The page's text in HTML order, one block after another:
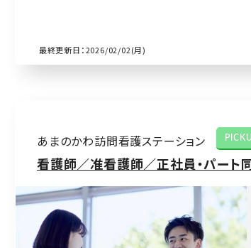
最終更新日：2026/02/02(月)
あまのかわ訪問看護ステーション
看護師／准看護師／正社員・パート